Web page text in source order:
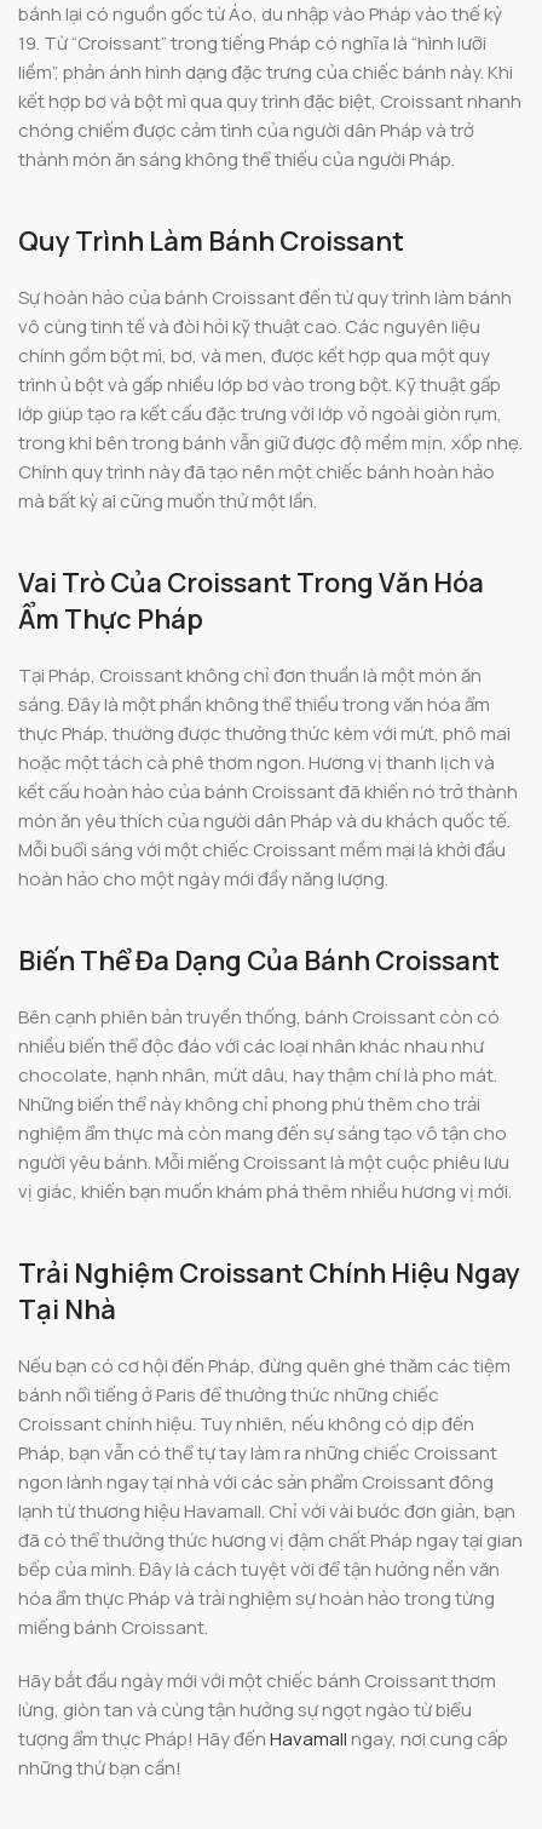
bánh lại có nguồn gốc từ Áo, du nhập vào Pháp vào thế kỷ
19. Từ “Croissant” trong tiếng Pháp có nghĩa là “hình lưỡi
liềm”, phản ánh hình dạng đặc trưng của chiếc bánh này. Khi
kết hợp bơ và bột mì qua quy trình đặc biệt, Croissant nhanh
chóng chiếm được cảm tình của người dân Pháp và trở
thành món ăn sáng không thể thiếu của người Pháp.
Quy Trình Làm Bánh Croissant
Sự hoàn hảo của bánh Croissant đến từ quy trình làm bánh
vô cùng tinh tế và đòi hỏi kỹ thuật cao. Các nguyên liệu
chính gồm bột mì, bơ, và men, được kết hợp qua một quy
trình ủ bột và gấp nhiều lớp bơ vào trong bột. Kỹ thuật gấp
lớp giúp tạo ra kết cấu đặc trưng với lớp vỏ ngoài giòn rụm,
trong khi bên trong bánh vẫn giữ được độ mềm mịn, xốp nhẹ.
Chính quy trình này đã tạo nên một chiếc bánh hoàn hảo
mà bất kỳ ai cũng muốn thử một lần.
Vai Trò Của Croissant Trong Văn Hóa
Ẩm Thực Pháp
Tại Pháp, Croissant không chỉ đơn thuần là một món ăn
sáng. Đây là một phần không thể thiếu trong văn hóa ẩm
thực Pháp, thường được thưởng thức kèm với mứt, phô mai
hoặc một tách cà phê thơm ngon. Hương vị thanh lịch và
kết cấu hoàn hảo của bánh Croissant đã khiến nó trở thành
món ăn yêu thích của người dân Pháp và du khách quốc tế.
Mỗi buổi sáng với một chiếc Croissant mềm mại là khởi đầu
hoàn hảo cho một ngày mới đầy năng lượng.
Biến Thể Đa Dạng Của Bánh Croissant
Bên cạnh phiên bản truyền thống, bánh Croissant còn có
nhiều biến thể độc đáo với các loại nhân khác nhau như
chocolate, hạnh nhân, mứt dâu, hay thậm chí là pho mát.
Những biến thể này không chỉ phong phú thêm cho trải
nghiệm ẩm thực mà còn mang đến sự sáng tạo vô tận cho
người yêu bánh. Mỗi miếng Croissant là một cuộc phiêu lưu
vị giác, khiến bạn muốn khám phá thêm nhiều hương vị mới.
Trải Nghiệm Croissant Chính Hiệu Ngay
Tại Nhà
Nếu bạn có cơ hội đến Pháp, đừng quên ghé thăm các tiệm
bánh nổi tiếng ở Paris để thưởng thức những chiếc
Croissant chính hiệu. Tuy nhiên, nếu không có dịp đến
Pháp, bạn vẫn có thể tự tay làm ra những chiếc Croissant
ngon lành ngay tại nhà với các sản phẩm Croissant đông
lạnh từ thương hiệu Havamall. Chỉ với vài bước đơn giản, bạn
đã có thể thưởng thức hương vị đậm chất Pháp ngay tại gian
bếp của mình. Đây là cách tuyệt vời để tận hưởng nền văn
hóa ẩm thực Pháp và trải nghiệm sự hoàn hảo trong từng
miếng bánh Croissant.
Hãy bắt đầu ngày mới với một chiếc bánh Croissant thơm
lừng, giòn tan và cùng tận hưởng sự ngọt ngào từ biểu
tượng ẩm thực Pháp! Hãy đếnHavamall ngay, nơi cung cấp
những thứ bạn cần!